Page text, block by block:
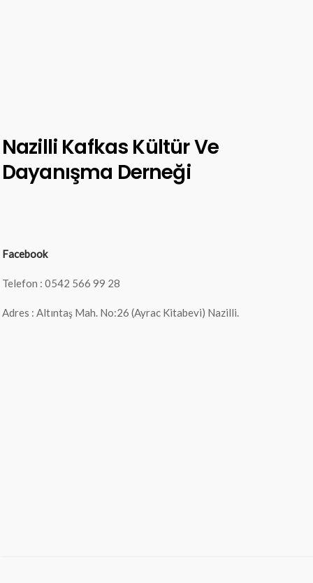
Nazilli Kafkas Kültür Ve
Dayanışma Derneği
Facebook
Telefon : 0542 566 99 28
Adres : Altıntaş Mah. No:26 (Ayrac Kitabevi) Nazilli.